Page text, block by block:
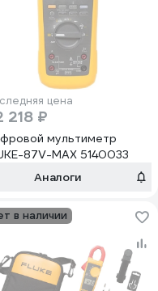
цена
218 ₽
мультиметр
87V-MAX 5140033
Аналоги
в наличии